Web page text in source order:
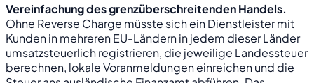
Vereinfachung des grenzüberschreitenden Handels.
Ohne Reverse Charge müsste sich ein Dienstleister mit
Kunden in mehreren EU-Ländern in jedem dieser Länder
umsatzsteuerlich registrieren, die jeweilige Landessteuer
berechnen, lokale Voranmeldungen einreichen und die